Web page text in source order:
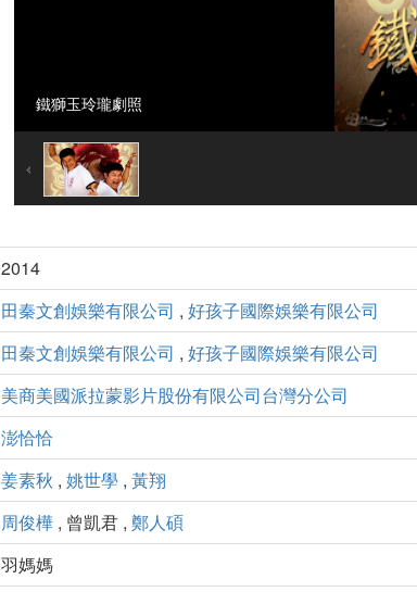
鐵獅玉玲瓏劇照
2014
田秦文創娛樂有限公司 , 好孩子國際娛樂有限公司
田秦文創娛樂有限公司 , 好孩子國際娛樂有限公司
美商美國派拉蒙影片股份有限公司台灣分公司
澎恰恰
姜素秋 , 姚世學 , 黃翔
周俊樺 , 曾凱君 , 鄭人碩
羽媽媽